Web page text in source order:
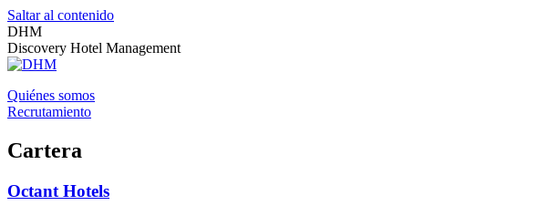
Saltar al contenido
DHM
Discovery Hotel Management
Quiénes somos
Recrutamiento
Cartera
Octant Hotels